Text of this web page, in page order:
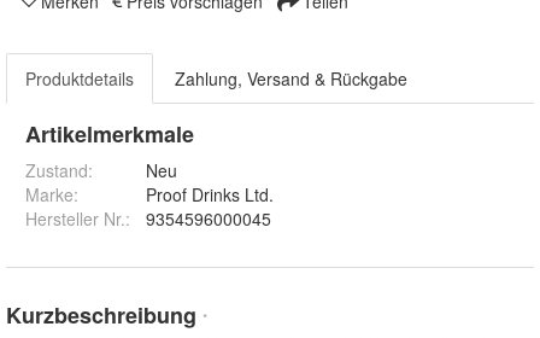
Produktdetails Zahlung, Versand & Rückgabe
Artikelmerkmale
Zustand:
Neu
Marke:
Proof Drinks Ltd.
Hersteller Nr.:
9354596000045
Kurzbeschreibung *